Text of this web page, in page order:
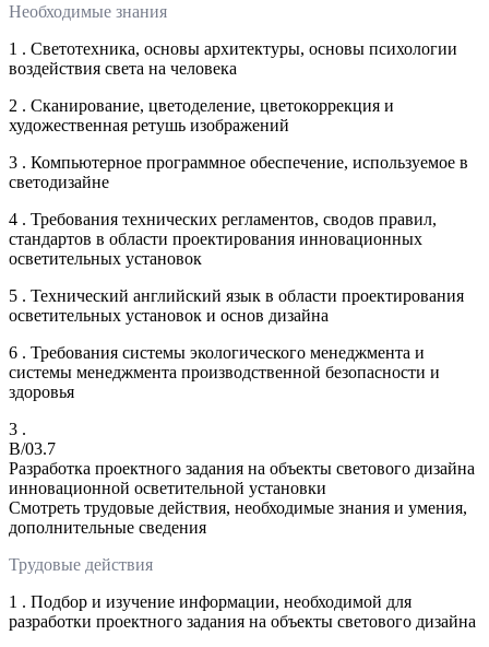
Необходимые знания
1 . Светотехника, основы архитектуры, основы психологии
воздействия света на человека
2 . Сканирование, цветоделение, цветокоррекция и
художественная ретушь изображений
3 . Компьютерное программное обеспечение, используемое в
светодизайне
4 . Требования технических регламентов, сводов правил,
стандартов в области проектирования инновационных
осветительных установок
5 . Технический английский язык в области проектирования
осветительных установок и основ дизайна
6 . Требования системы экологического менеджмента и
системы менеджмента производственной безопасности и
здоровья
3 .
B/03.7
Разработка проектного задания на объекты светового дизайна
инновационной осветительной установки
Смотреть трудовые действия, необходимые знания и умения,
дополнительные сведения
Трудовые действия
1 . Подбор и изучение информации, необходимой для
разработки проектного задания на объекты светового дизайна